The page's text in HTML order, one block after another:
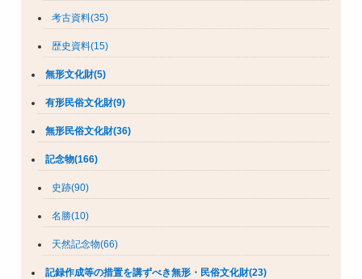
考古資料(35)
歴史資料(15)
無形文化財(5)
有形民俗文化財(9)
無形民俗文化財(36)
記念物(166)
史跡(90)
名勝(10)
天然記念物(66)
記録作成等の措置を講ずべき無形・民俗文化財(23)